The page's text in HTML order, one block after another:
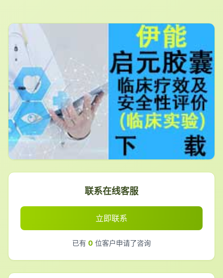
联系在线客服
立即联系
已有 0 位客户申请了咨询